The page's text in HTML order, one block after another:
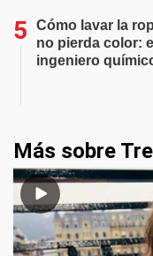
Cómo lavar la
no pierda color:
ingeniero
Más sobre